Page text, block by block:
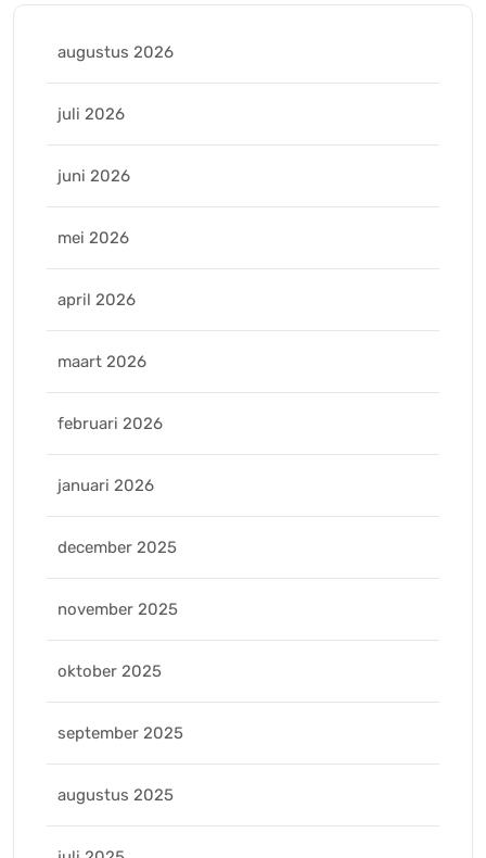
augustus 2026
juli 2026
juni 2026
mei 2026
april 2026
maart 2026
februari 2026
januari 2026
december 2025
november 2025
oktober 2025
september 2025
augustus 2025